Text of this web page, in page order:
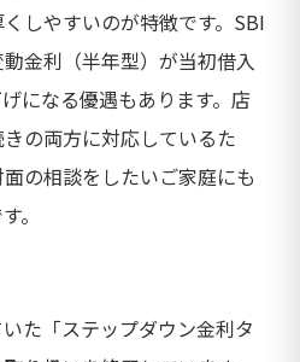
しやすいのが特徴です。SBI
金利（半年型）が当初借入
になる優遇もあります。店
の両方に対応しているた
の相談をしたいご家庭にも
。
た「ステップダウン金利タ